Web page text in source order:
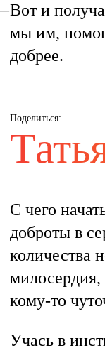
Вот и
мы им,
добрее.
Поделиться:
С чего
доброты в
количества
милосердия,
кому-то
Учась в